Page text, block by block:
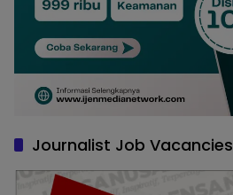
Journalist Job Vacancies